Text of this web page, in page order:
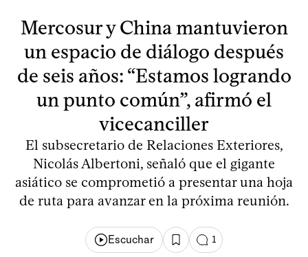
Mercosur y China mantuvieron
un espacio de diálogo después
de seis años: “Estamos logrando
un punto común”, afirmó el
vicecanciller
El subsecretario de Relaciones Exteriores,
Nicolás Albertoni, señaló que el gigante
asiático se comprometió a presentar una hoja
de ruta para avanzar en la próxima reunión.
Escuchar 1